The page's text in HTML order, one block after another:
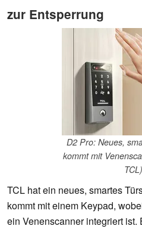
zur Entsperrung
D2 Pro: Neues,
kommt mit
TCL)
TCL hat ein neues, smartes
kommt mit einem Keypad,
ein Venenscanner integriert